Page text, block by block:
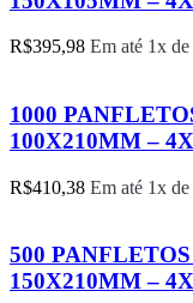
R$395,98 Em até 1x de
1000
100X210MM –
R$410,38 Em até 1x de
500
150X210MM –